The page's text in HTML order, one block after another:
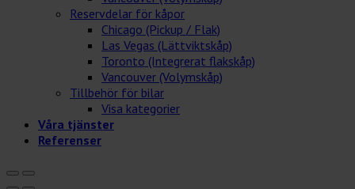
Reservdelar för kåpor
Chicago (Pickup / Flak)
Las Vegas (Lättviktskåp)
Toronto (Integrerat flakskåp)
Vancouver (Volymskåp)
Tillbehör för bilar
Visa kategorier
Våra tjänster
Referenser